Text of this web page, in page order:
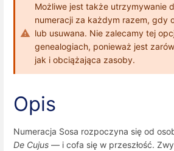
Możliwe jest także utrzymywanie
numeracji za każdym razem, gdy
lub usuwana. Nie zalecamy tej
genealogiach, ponieważ jest
jak i obciążająca zasoby.
Opis
Numeracja Sosa rozpoczyna się od
De Cujus — i cofa się w przeszłość.